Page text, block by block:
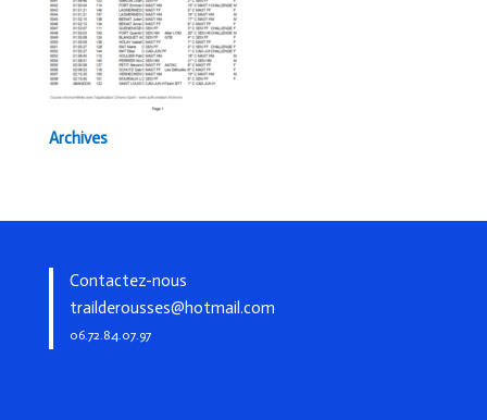
Archives
Contactez-nous
trailderousses@hotmail.com
06.72.84.07.97